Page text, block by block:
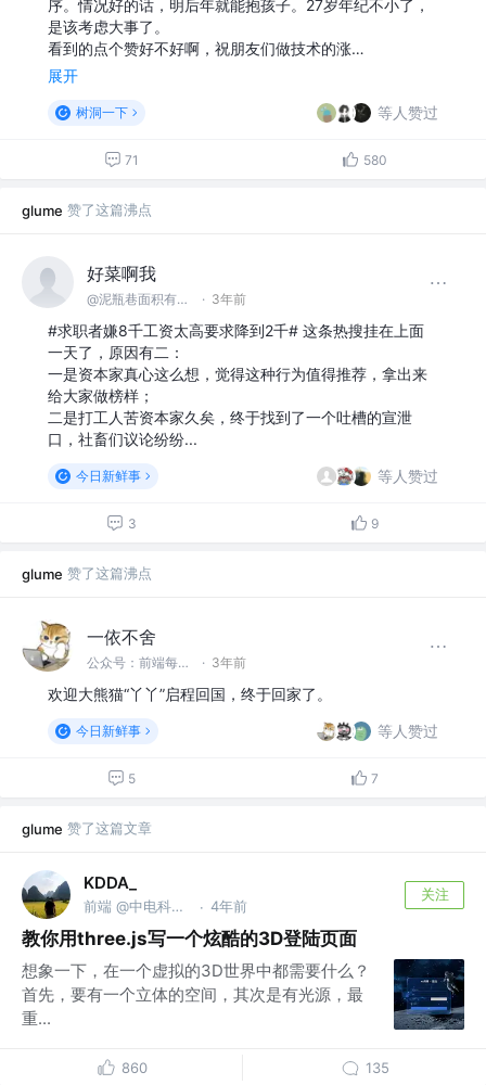
序。情况好的话，明后年就能抱孩子。27岁年纪不小了，
是该考虑大事了。
看到的点个赞好不好啊，祝朋友们做技术的涨…
展开
树洞一下 等人赞过
71 580
glume 赞了这篇沸点
好菜啊我
@泥瓶巷面积有限公司 · 3年前
#求职者嫌8千工资太高要求降到2千# 这条热搜挂在上面
一天了，原因有二：
一是资本家真心这么想，觉得这种行为值得推荐，拿出来
给大家做榜样；
二是打工人苦资本家久矣，终于找到了一个吐槽的宣泄
口，社畜们议论纷纷...
今日新鲜事 等人赞过
3 9
glume 赞了这篇沸点
一依不舍
公众号：前端每日技巧 · 3年前
欢迎大熊猫“丫丫”启程回国，终于回家了。
今日新鲜事 等人赞过
5 7
glume 赞了这篇文章
KDDA_
前端 @中电科大数据研究院 · 4年前
关注
教你用three.js写一个炫酷的3D登陆页面
想象一下，在一个虚拟的3D世界中都需要什么？
首先，要有一个立体的空间，其次是有光源，最
重...
860 135